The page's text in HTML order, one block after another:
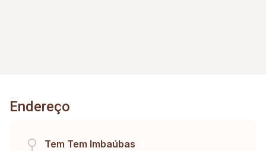
Endereço
Tem Tem Imbaúbas